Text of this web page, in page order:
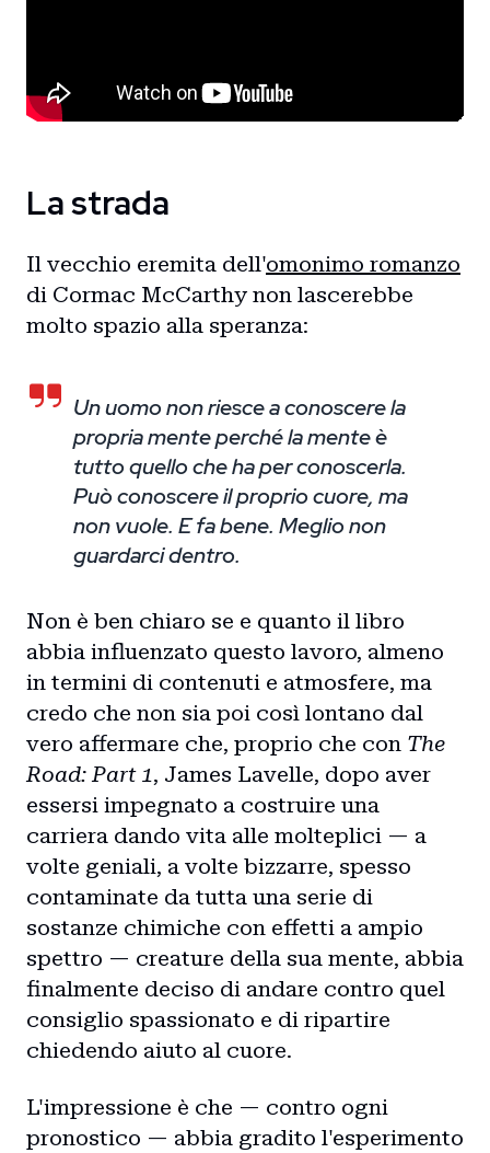
La strada
Il vecchio eremita dell'omonimo romanzo
di Cormac McCarthy non lascerebbe
molto spazio alla speranza:
Un uomo non riesce a conoscere la
propria mente perché la mente è
tutto quello che ha per conoscerla.
Può conoscere il proprio cuore, ma
non vuole. E fa bene. Meglio non
guardarci dentro.
Non è ben chiaro se e quanto il libro
abbia influenzato questo lavoro, almeno
in termini di contenuti e atmosfere, ma
credo che non sia poi così lontano dal
vero affermare che, proprio che con The
Road: Part 1, James Lavelle, dopo aver
essersi impegnato a costruire una
carriera dando vita alle molteplici — a
volte geniali, a volte bizzarre, spesso
contaminate da tutta una serie di
sostanze chimiche con effetti a ampio
spettro — creature della sua mente, abbia
finalmente deciso di andare contro quel
consiglio spassionato e di ripartire
chiedendo aiuto al cuore.
L'impressione è che — contro ogni
pronostico — abbia gradito l'esperimento